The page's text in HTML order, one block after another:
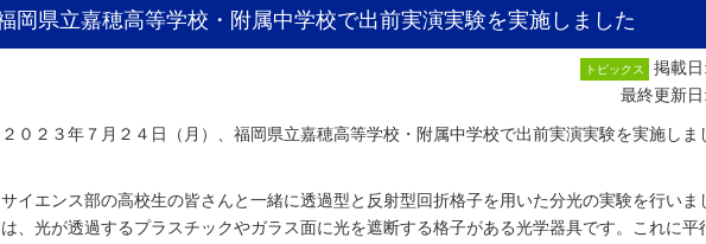
岡県立嘉穂高等学校・附属中学校で出前実演実験を実施しました
トピックス
掲載
最終更新
２０２３年７月２４日（月）、福岡県立嘉穂高等学校・附属中学校で出前実演実験を実施しま
サイエンス部の高校生の皆さんと一緒に透過型と反射型回折格子を用いた分光の実験を行いま
は、光が透過するプラスチックやガラス面に光を遮断する格子がある光学器具です。これに平